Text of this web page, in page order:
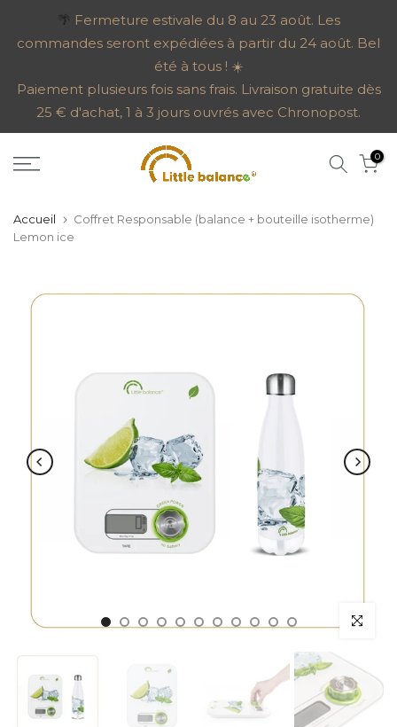
au
🌴 Fermeture estivale du 8 au 23 août. Les
commandes seront expédiées à partir du 24 août. Bel
été à tous ! ☀️
Paiement plusieurs fois sans frais. Livraison gratuite dès
25 € d'achat, 1 à 3 jours ouvrés avec Chronopost.
0
Accueil
Coffret Responsable (balance + bouteille isotherme)
Lemon ice